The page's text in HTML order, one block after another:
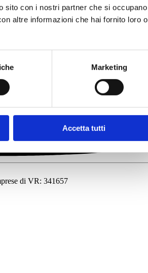
sito con i nostri partner che si occupano
altre informazioni che hai fornito loro o
Marketing
Accetta tutti
di VR: 341657